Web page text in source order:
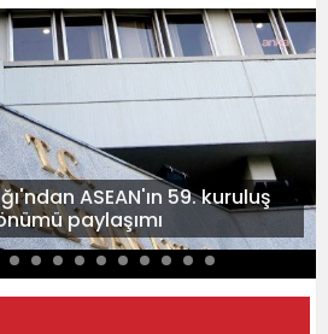
ASEAN'ın 59. kuruluş
paylaşımı